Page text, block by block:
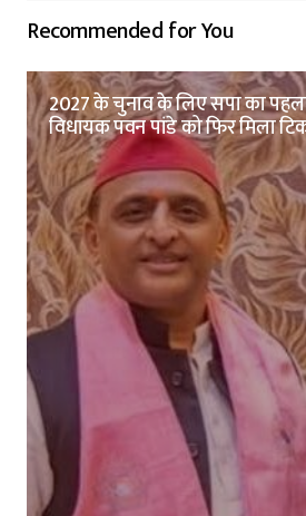
Recommended for You
2027 के चुनाव के लिए सपा का
विधायक पवन पांडे को फिर मिला